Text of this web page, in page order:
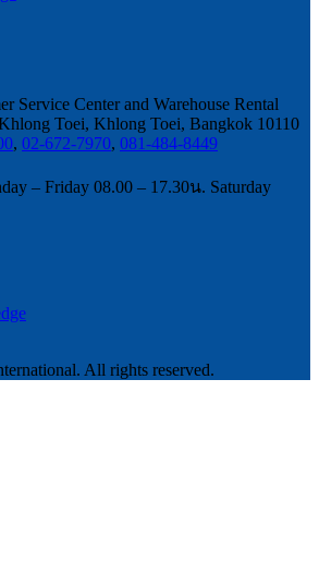
Service Center and Warehouse Rental
Toei, Khlong Toei, Bangkok 10110
, 02-672-7970, 081-484-8449
– Friday 08.00 – 17.30น. Saturday
All rights reserved.